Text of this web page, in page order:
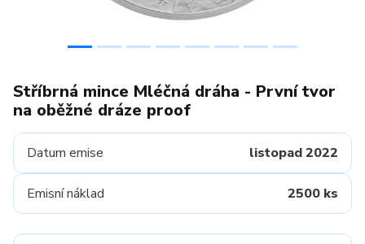
Stříbrná mince Mléčná dráha - První tvor
na oběžné dráze proof
Datum emise listopad 2022
Emisní náklad 2500 ks